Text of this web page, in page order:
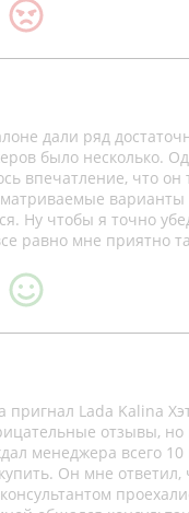
дали ряд
было несколько.
впечатление, что
варианты
Ну чтобы я точно
равно мне приятно
пригнал Lada Kalina
отзывы,
менеджера всего
Он мне